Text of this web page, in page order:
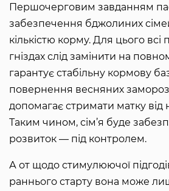
Першочерговим завданням
забезпечення бджолиних
кількістю корму. Для цього
гніздах слід замінити на
гарантує стабільну кормову
повернення весняних
допомагає стримати матку від
Таким чином, сім’я буде
розвиток — під контролем.
А от щодо стимулюючої
раннього старту вона може